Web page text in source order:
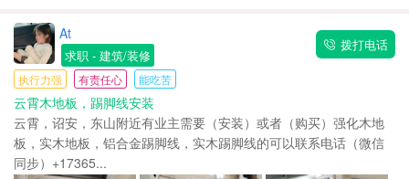
At
求职 - 建筑/装修
拨打电话
执行力强 有责任心 能吃苦
云霄木地板，踢脚线安装
云霄，诏安，东山附近有业主需要（安装）或者（购买）强化木地
板，实木地板，铝合金踢脚线，实木踢脚线的可以联系电话（微信
同步）+17365...